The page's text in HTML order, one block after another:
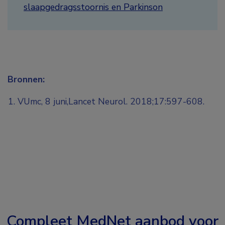
slaapgedragsstoornis en Parkinson
Bronnen:
VUmc, 8 juni,Lancet Neurol. 2018;17:597-608.